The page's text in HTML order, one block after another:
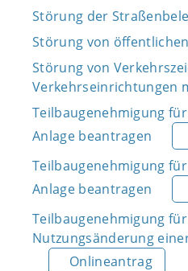
Störung der
Störung von
Störung von
Verkehrseinrichtungen
Teilbaugenehmigung
Anlage beantragen
Teilbaugenehmigung
Anlage beantragen
Teilbaugenehmigung
Nutzungsänderung
Onlineantrag